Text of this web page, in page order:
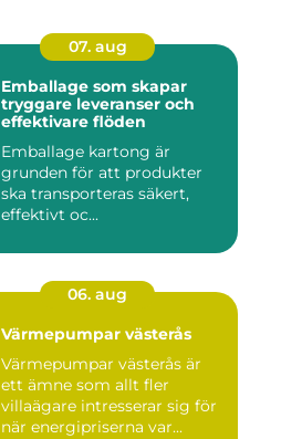
07. aug
Emballage som skapar
tryggare leveranser och
effektivare flöden
Emballage kartong är
grunden för att produkter
ska transporteras säkert,
effektivt oc...
06. aug
Värmepumpar västerås
Värmepumpar västerås är
ett ämne som allt fler
villaägare intresserar sig för
när energipriserna var...